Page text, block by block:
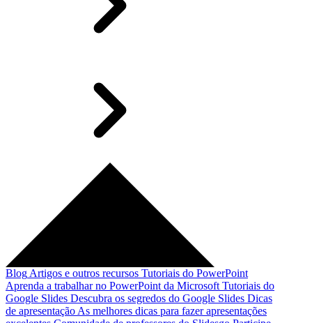
Blog Artigos e outros recursos Tutoriais do PowerPoint
Aprenda a trabalhar no PowerPoint da Microsoft Tutoriais do
Google Slides Descubra os segredos do Google Slides Dicas
de apresentação As melhores dicas para fazer apresentações